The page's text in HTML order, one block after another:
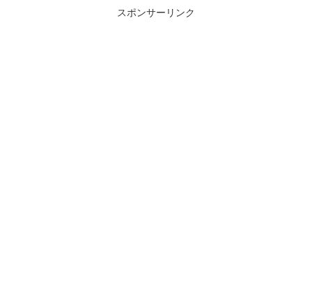
スポンサーリンク